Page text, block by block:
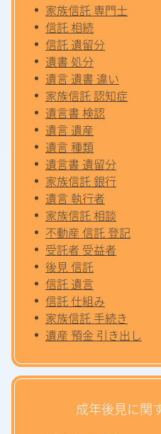
家族信託 専門士
信託 相続
信託 遺留分
遺書 処分
遺言 遺書 違い
家族信託 認知症
遺言書 検認
遺言 遺産
遺言 種類
遺言書 遺留分
家族信託 銀行
遺言 執行者
家族信託 相談
不動産 信託 登記
受託者 受益者
後見 信託
信託 遺言
信託 仕組み
家族信託 手続き
遺産 預金 引き出し
成年後見に関